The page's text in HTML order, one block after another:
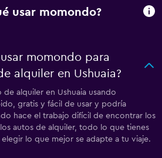
usar momondo?
momondo para
alquiler en Ushuaia?
de alquiler en Ushuaia usando
gratis y fácil de usar y podría
hace el trabajo difícil de encontrar los
autos de alquiler, todo lo que tienes
lo que mejor se adapte a tu viaje.